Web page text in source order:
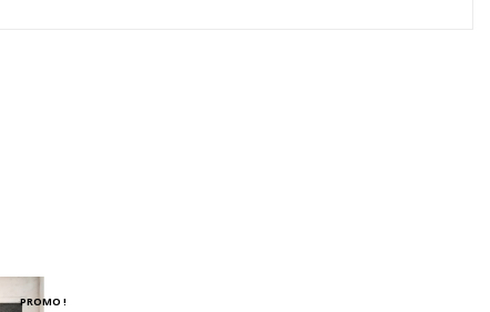
PROMO !